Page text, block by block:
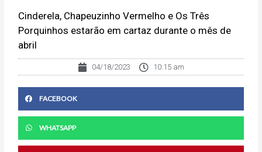
Cinderela, Chapeuzinho Vermelho e Os Três
Porquinhos estarão em cartaz durante o mês de
abril
04/18/2023 10:15 am
FACEBOOK
WHATSAPP